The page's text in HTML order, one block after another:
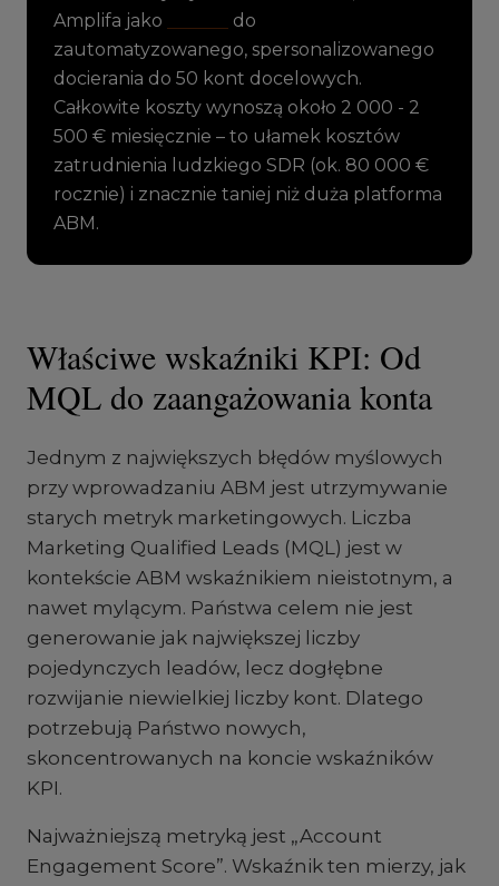
Amplifa jako
do
zautomatyzowanego, spersonalizowanego
docierania do 50 kont docelowych.
Całkowite koszty wynoszą około 2 000 - 2
500 € miesięcznie – to ułamek kosztów
zatrudnienia ludzkiego SDR (ok. 80 000 €
rocznie) i znacznie taniej niż duża platforma
ABM.
Właściwe wskaźniki KPI: Od
MQL do zaangażowania konta
Jednym z największych błędów myślowych
przy wprowadzaniu ABM jest utrzymywanie
starych metryk marketingowych. Liczba
Marketing Qualified Leads (MQL) jest w
kontekście ABM wskaźnikiem nieistotnym, a
nawet mylącym. Państwa celem nie jest
generowanie jak największej liczby
pojedynczych leadów, lecz dogłębne
rozwijanie niewielkiej liczby kont. Dlatego
potrzebują Państwo nowych,
skoncentrowanych na koncie wskaźników
KPI.
Najważniejszą metryką jest „Account
Engagement Score”. Wskaźnik ten mierzy, jak